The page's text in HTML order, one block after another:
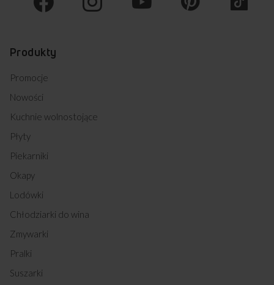
Produkty
Promocje
Nowości
Kuchnie wolnostojące
Płyty
Piekarniki
Okapy
Lodówki
Chłodziarki do wina
Zmywarki
Pralki
Suszarki